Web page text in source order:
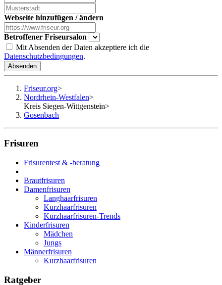
Webseite hinzufügen / ändern
Betroffener Friseursalon
Mit Absenden der Daten akzeptiere ich die
Datenschutzbedingungen.
Absenden
Friseur.org>
Nordrhein-Westfalen>
Kreis Siegen-Wittgenstein>
Gosenbach
Frisuren
Frisurentest & -beratung
Brautfrisuren
Damenfrisuren
Langhaarfrisuren
Kurzhaarfrisuren
Kurzhaarfrisuren-Trends
Kinderfrisuren
Mädchen
Jungs
Männerfrisuren
Kurzhaarfrisuren
Ratgeber